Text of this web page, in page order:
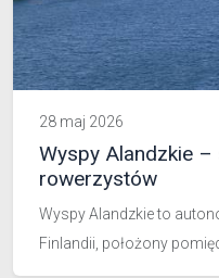
28 maj 2026
Wyspy Alandzkie –
rowerzystów
Wyspy Alandzkie to
Finlandii, położony